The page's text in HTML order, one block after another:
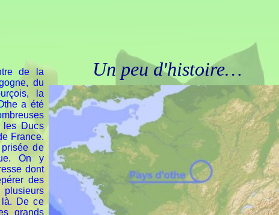
de la
du
la
a été
les Ducs
France.
de
On y
dont
des
là. De ce
grands
Un peu d'histoire…